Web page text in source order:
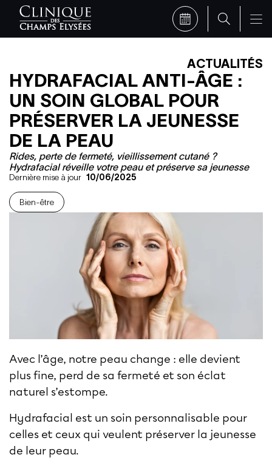
ACTUALITÉS
HYDRAFACIAL ANTI-ÂGE :
UN SOIN GLOBAL POUR
PRÉSERVER LA JEUNESSE
DE LA PEAU
Rides, perte de fermeté, vieillissement cutané ?
Hydrafacial réveille votre peau et préserve sa jeunesse
Dernière mise à jour 10/06/2025
Bien-être
Avec l’âge, notre peau change : elle devient
plus fine, perd de sa fermeté et son éclat
naturel s’estompe.
Hydrafacial est un soin personnalisable pour
celles et ceux qui veulent préserver la jeunesse
de leur peau.